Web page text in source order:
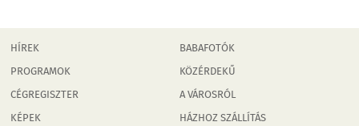
HÍREK
PROGRAMOK
CÉGREGISZTER
KÉPEK
BABAFOTÓK
KÖZÉRDEKŰ
A VÁROSRÓL
HÁZHOZ SZÁLLÍTÁS